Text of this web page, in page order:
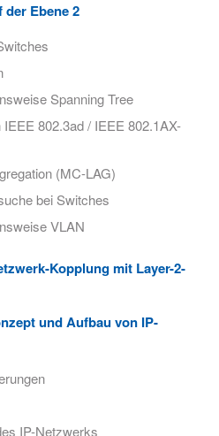
Ebene 2​
Spanning Tree
802.3ad / IEEE 802.1AX-
(MC-LAG)
bei Switches
VLAN
Kopplung mit Layer-2-
und Aufbau von IP-
IP-Netzwerks